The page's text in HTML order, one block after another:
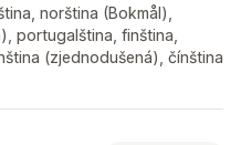
norština (Bokmål),
portugalština, finština,
(zjednodušená), čínština